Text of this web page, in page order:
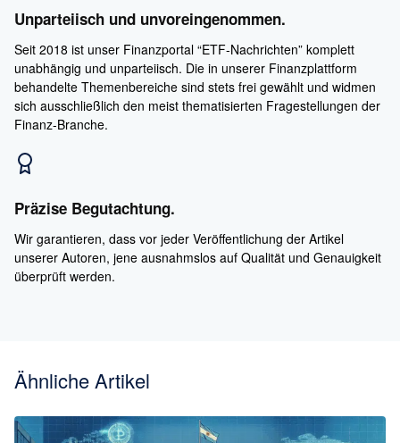
Unparteiisch und unvoreingenommen.
Seit 2018 ist unser Finanzportal “ETF-Nachrichten” komplett
unabhängig und unparteiisch. Die in unserer Finanzplattform
behandelte Themenbereiche sind stets frei gewählt und widmen
sich ausschließlich den meist thematisierten Fragestellungen der
Finanz-Branche.
Präzise Begutachtung.
Wir garantieren, dass vor jeder Veröffentlichung der Artikel
unserer Autoren, jene ausnahmslos auf Qualität und Genauigkeit
überprüft werden.
Ähnliche Artikel